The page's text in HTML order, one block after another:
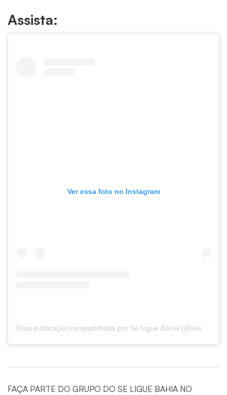
Assista:
Ver essa foto no Instagram
Uma publicação compartilhada por Se Ligue Bahia (@seliguebahia)
FAÇA PARTE DO GRUPO DO SE LIGUE BAHIA NO